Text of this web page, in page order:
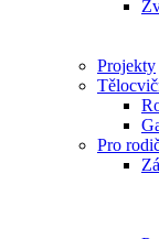
Projekty
Pro